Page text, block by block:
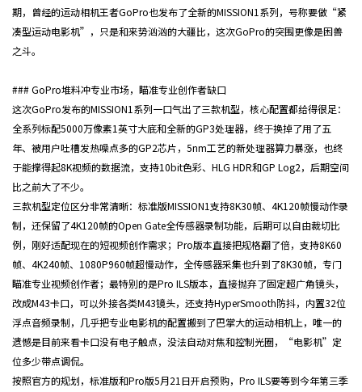
期，曾经的运动相机王者GoPro也发布了全新的MISSION1系列，号称要做“紧
凑型运动电影机”，只是和来势汹汹的大疆比，这次GoPro的突围更像是困兽
之斗。
### GoPro堆料冲专业市场，瞄准专业创作者缺口
这次GoPro发布的MISSION1系列一口气出了三款机型，核心配置都给得很足：
全系列标配5000万像素1英寸大底和全新的GP3处理器，终于换掉了用了五
年、被用户吐槽发热噪点多的GP2芯片，5nm工艺的新处理器算力暴涨，也终
于能撑得起8K视频的数据流，支持10bit色彩、HLG HDR和GP Log2，后期空间
比之前大了不少。
三款机型定位区分非常清晰：标准版MISSION1支持8K30帧、4K120帧慢动作录
制，还保留了4K120帧的Open Gate全传感器录制功能，后期可以自由裁切比
例，刚好适配现在的短视频创作需求；Pro版本直接把规格翻了倍，支持8K60
帧、4K240帧、1080P960帧超慢动作，全传感器采集也升到了8K30帧，专门
瞄准专业视频创作者；最特别的是Pro ILS版本，直接抛弃了固定超广角镜头，
改成M43卡口，可以外接各类M43镜头，还支持HyperSmooth防抖，内置32位
浮点音频录制，几乎把专业电影机的配置搬到了巴掌大的运动相机上，唯一的
遗憾是目前来看卡口没有电子触点，没法自动对焦和控制光圈，“电影机”定
位多少带点调侃。
按照官方的规划，标准版和Pro版5月21日开启预购，Pro ILS要等到今年第三季